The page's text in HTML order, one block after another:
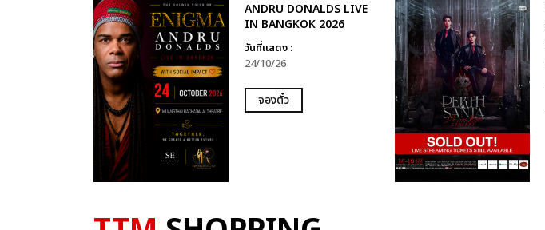
ANDRU DONALDS LIVE
IN BANGKOK 2026
วันที่แสดง :
24/10/26
จองตั๋ว